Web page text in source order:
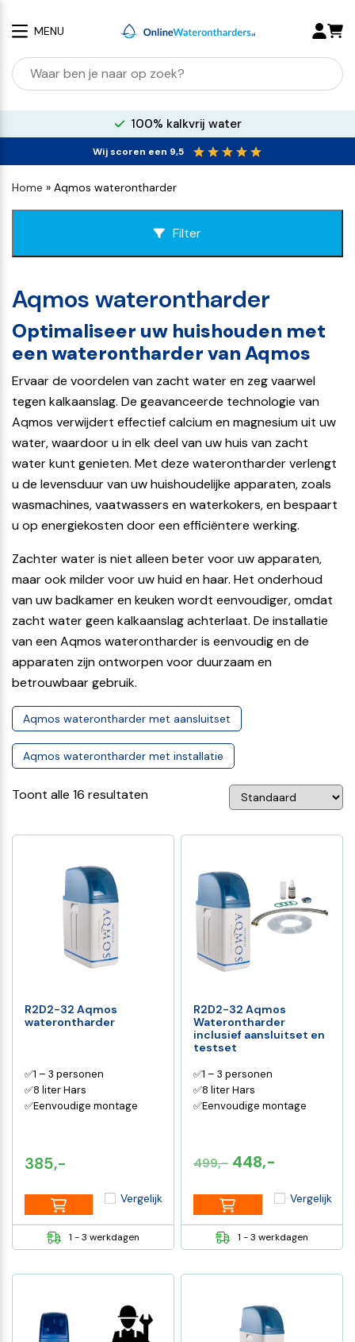
MENU
Zoeken
naar:
100% kalkvrij water
Wij scoren een 9,5
Home » Aqmos waterontharder
Filter
Aqmos waterontharder
Optimaliseer uw huishouden met
een waterontharder van Aqmos
Ervaar de voordelen van zacht water en zeg vaarwel
tegen kalkaanslag. De geavanceerde technologie van
Aqmos verwijdert effectief calcium en magnesium uit uw
water, waardoor u in elk deel van uw huis van zacht
water kunt genieten. Met deze waterontharder verlengt
u de levensduur van uw huishoudelijke apparaten, zoals
wasmachines, vaatwassers en waterkokers, en bespaart
u op energiekosten door een efficiëntere werking.
Zachter water is niet alleen beter voor uw apparaten,
maar ook milder voor uw huid en haar. Het onderhoud
van uw badkamer en keuken wordt eenvoudiger, omdat
zacht water geen kalkaanslag achterlaat. De installatie
van een Aqmos waterontharder is eenvoudig en de
apparaten zijn ontworpen voor duurzaam en
betrouwbaar gebruik.
Aqmos waterontharder met aansluitset
Aqmos waterontharder met installatie
Toont alle 16 resultaten
R2D2-32 Aqmos
waterontharder
385,-
✅1 – 3 personen
✅8 liter Hars
✅Eenvoudige montage
1 - 3 werkdagen
Vergelijk
R2D2-32 Aqmos
Waterontharder
inclusief aansluitset en
testset
499,- Oorspronkelijke
was:
€499,-.
448,-
is:
€448,-.
✅1 – 3 personen
✅8 liter Hars
✅Eenvoudige montage
1 - 3 werkdagen
Vergelijk